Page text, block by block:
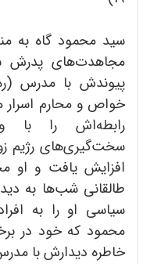
سید محمود گاه به
مجاهدت‌های پدرش
پیوندش با مدرس
خواص و محارم
رابطه‌اش را
سخت‌گیری‌های رژیم
افزایش یافت و او
طالقانی شب‌ها به
سیاسی او را به
محمود که خود در
خاطره دیدارش با